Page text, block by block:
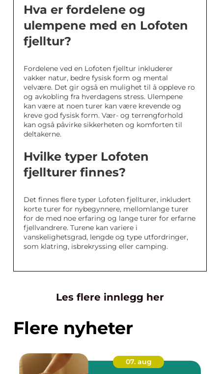
Hva er fordelene og
ulempene med en Lofoten
fjelltur?
Fordelene ved en Lofoten fjelltur inkluderer
vakker natur, bedre fysisk form og mental
velvære. Det gir også en mulighet til å oppleve ro
og avkobling fra hverdagens stress. Ulempene
kan være at noen turer kan være krevende og
kreve god fysisk form. Vær- og terrengforhold
kan også påvirke sikkerheten og komforten til
deltakerne.
Hvilke typer Lofoten
fjellturer finnes?
Det finnes flere typer Lofoten fjellturer, inkludert
korte turer for nybegynnere, mellomlange turer
for de med noe erfaring og lange turer for erfarne
fjellvandrere. Turene kan variere i
vanskelighetsgrad, lengde og type utfordringer,
som klatring, isbrekryssing eller camping.
Les flere innlegg her
Flere nyheter
07. aug